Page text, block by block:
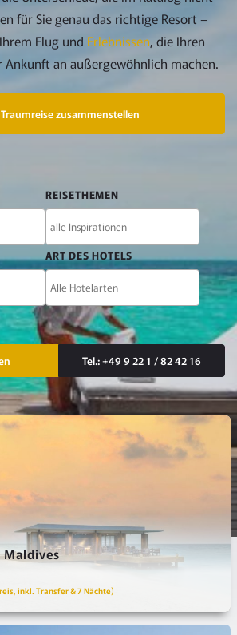
für Sie genau das richtige Resort –
Flug und Erlebnissen, die Ihren
Ankunft an außergewöhnlich machen.
zusammenstellen
REISETHEMEN
ART DES HOTELS
Tel.: +49 9 22 1 / 82 42 16
inkl. Transfer & 7 Nächte)